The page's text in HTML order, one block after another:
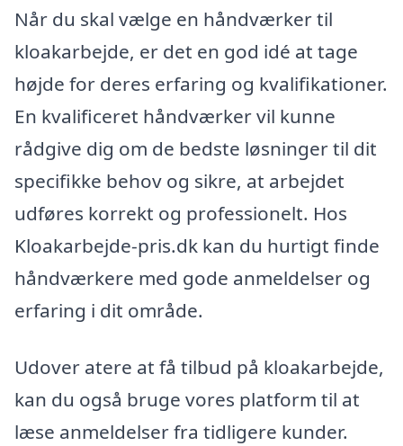
Når du skal vælge en håndværker til
kloakarbejde, er det en god idé at tage
højde for deres erfaring og kvalifikationer.
En kvalificeret håndværker vil kunne
rådgive dig om de bedste løsninger til dit
specifikke behov og sikre, at arbejdet
udføres korrekt og professionelt. Hos
Kloakarbejde-pris.dk kan du hurtigt finde
håndværkere med gode anmeldelser og
erfaring i dit område.
Udover atere at få tilbud på kloakarbejde,
kan du også bruge vores platform til at
læse anmeldelser fra tidligere kunder.